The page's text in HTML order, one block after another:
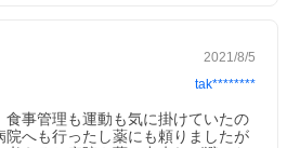
2021/8/5
tak********
食事管理も運動も気に掛けていたの
院へも行ったし薬にも頼りましたが